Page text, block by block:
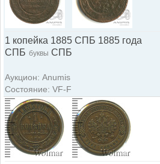
1 копейка 1885 СПБ 1885 года
СПБ буквы СПБ
Аукцион: Anumis
Состояние: VF-F